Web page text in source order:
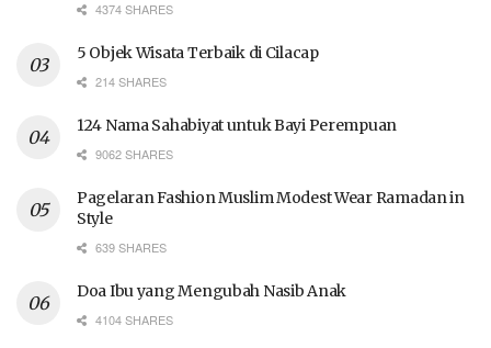
4374 SHARES
5 Objek Wisata Terbaik di Cilacap
214 SHARES
124 Nama Sahabiyat untuk Bayi Perempuan
9062 SHARES
Pagelaran Fashion Muslim Modest Wear Ramadan in
Style
639 SHARES
Doa Ibu yang Mengubah Nasib Anak
4104 SHARES